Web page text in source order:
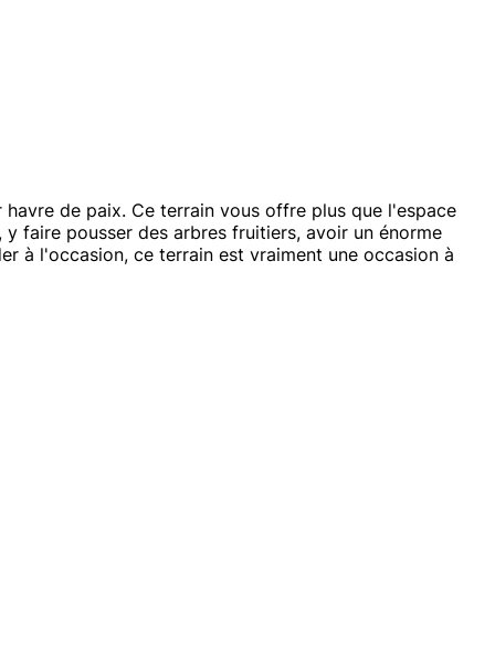
de paix. Ce terrain vous offre plus que l'espace
faire pousser des arbres fruitiers, avoir un énorme
à l'occasion, ce terrain est vraiment une occasion à